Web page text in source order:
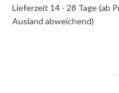
Lieferzeit 14 - 28 Tage (ab
Ausland abweichend)